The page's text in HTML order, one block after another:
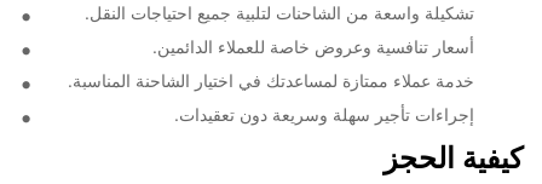
تشكيلة واسعة من الشاحنات لتلبية جميع احتياجات النقل.
أسعار تنافسية وعروض خاصة للعملاء الدائمين.
خدمة عملاء ممتازة لمساعدتك في اختيار الشاحنة المناسبة.
إجراءات تأجير سهلة وسريعة دون تعقيدات.
كيفية الحجز